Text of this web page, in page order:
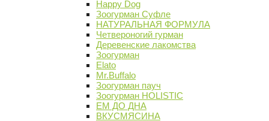
Happy Dog
Зоогурман Суфле
НАТУРАЛЬНАЯ ФОРМУЛА
Четвероногий гурман
Деревенские лакомства
Зоогурман
Elato
Mr.Buffalo
Зоогурман пауч
Зоогурман HOLISTIC
ЕМ ДО ДНА
ВКУСМЯСИНА